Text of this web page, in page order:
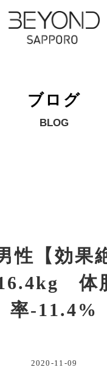
ブログ
BLOG
性【効果
体
率-11.4%
2020-11-09